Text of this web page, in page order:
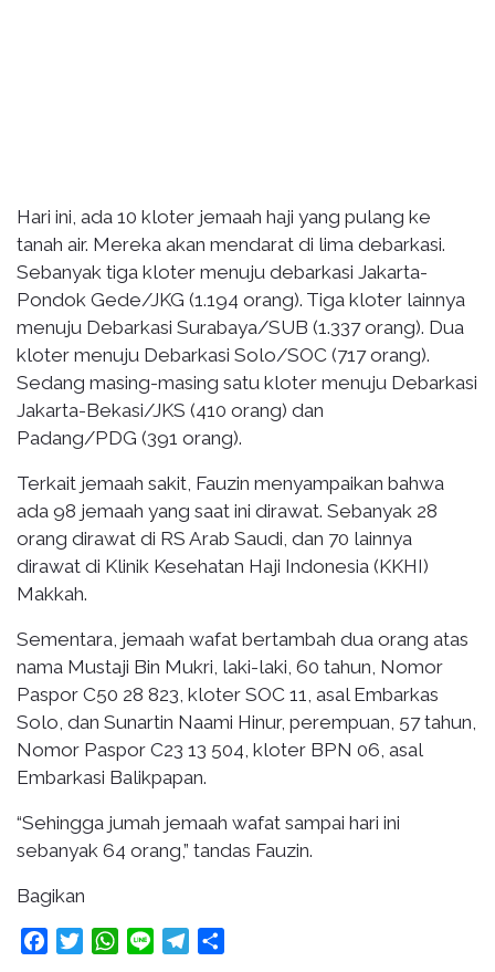
Hari ini, ada 10 kloter jemaah haji yang pulang ke
tanah air. Mereka akan mendarat di lima debarkasi.
Sebanyak tiga kloter menuju debarkasi Jakarta-
Pondok Gede/JKG (1.194 orang). Tiga kloter lainnya
menuju Debarkasi Surabaya/SUB (1.337 orang). Dua
kloter menuju Debarkasi Solo/SOC (717 orang).
Sedang masing-masing satu kloter menuju Debarkasi
Jakarta-Bekasi/JKS (410 orang) dan
Padang/PDG (391 orang).
Terkait jemaah sakit, Fauzin menyampaikan bahwa
ada 98 jemaah yang saat ini dirawat. Sebanyak 28
orang dirawat di RS Arab Saudi, dan 70 lainnya
dirawat di Klinik Kesehatan Haji Indonesia (KKHI)
Makkah.
Sementara, jemaah wafat bertambah dua orang atas
nama Mustaji Bin Mukri, laki-laki, 60 tahun, Nomor
Paspor C50 28 823, kloter SOC 11, asal Embarkas
Solo, dan Sunartin Naami Hinur, perempuan, 57 tahun,
Nomor Paspor C23 13 504, kloter BPN 06, asal
Embarkasi Balikpapan.
“Sehingga jumah jemaah wafat sampai hari ini
sebanyak 64 orang,” tandas Fauzin.
Bagikan
FacebookTwitterWhatsApp
Line Telegram